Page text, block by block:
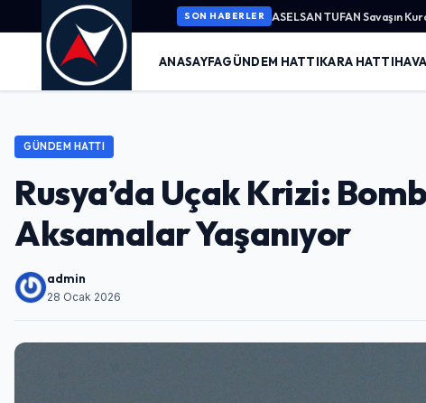
SON HABERLER ASELSAN TUFAN Savaşın
ANASAYFAGÜNDEM HATTIKARA HATTI
GÜNDEM HATTI
Rusya’da Uçak Krizi:
Aksamalar Yaşanıyor
admin
28 Ocak 2026